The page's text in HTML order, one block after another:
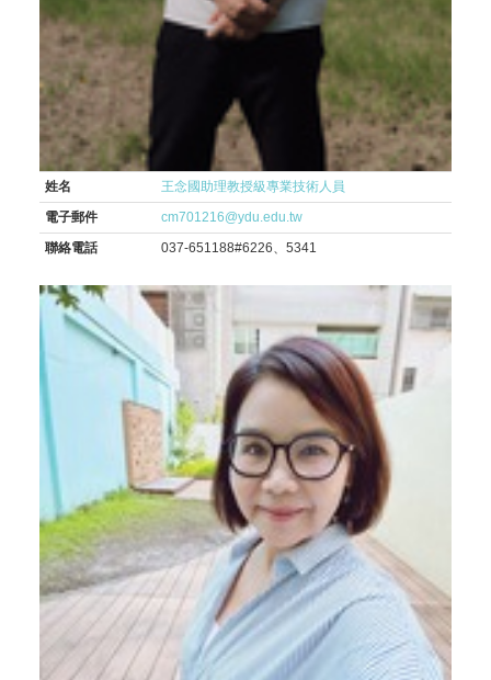
姓名
王念國助理教授級專業技術人員
電子郵件
cm701216@ydu.edu.tw
聯絡電話
037-651188#6226、5341